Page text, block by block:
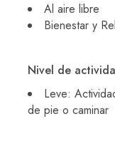
Al aire libre
Bienestar y
Nivel de
Leve:
de pie o caminar